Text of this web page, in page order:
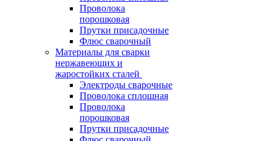
Проволока
порошковая
Прутки присадочные
Флюс сварочный
Материалы для сварки
нержавеющих и
жаростойких сталей
Электроды сварочные
Проволока сплошная
Проволока
порошковая
Прутки присадочные